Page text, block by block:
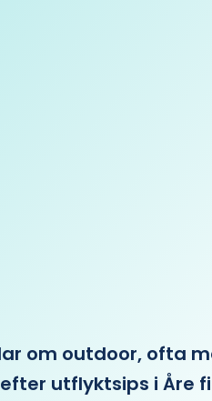
om outdoor, ofta
utflyktsips i Åre